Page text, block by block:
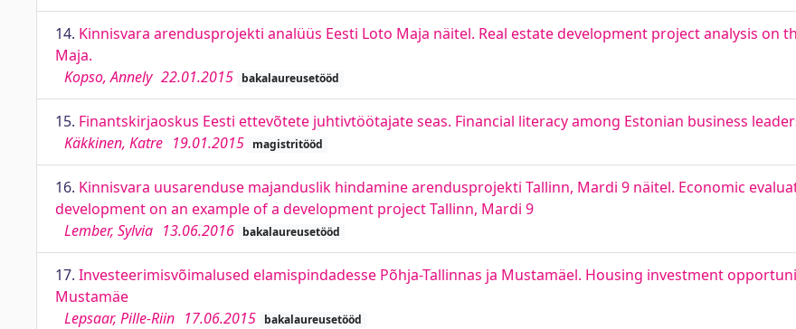
14. Kinnisvara arendusprojekti analüüs Eesti Loto Maja näitel. Real estate development project analysis on
Maja.
Kopso, Annely 22.01.2015 bakalaureusetööd
15. Finantskirjaoskus Eesti ettevõtete juhtivtöötajate seas. Financial literacy among Estonian business
Käkkinen, Katre 19.01.2015 magistritööd
16. Kinnisvara uusarenduse majanduslik hindamine arendusprojekti Tallinn, Mardi 9 näitel. Economic
development on an example of a development project Tallinn, Mardi 9
Lember, Sylvia 13.06.2016 bakalaureusetööd
17. Investeerimisvõimalused elamispindadesse Põhja-Tallinnas ja Mustamäel. Housing investment
Mustamäe
Lepsaar, Pille-Riin 17.06.2015 bakalaureusetööd